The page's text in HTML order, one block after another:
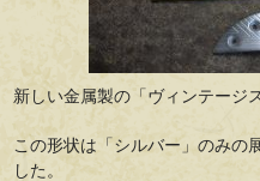
新しい金属製の「ヴィンテージ
この形状は「シルバー」のみの
した。